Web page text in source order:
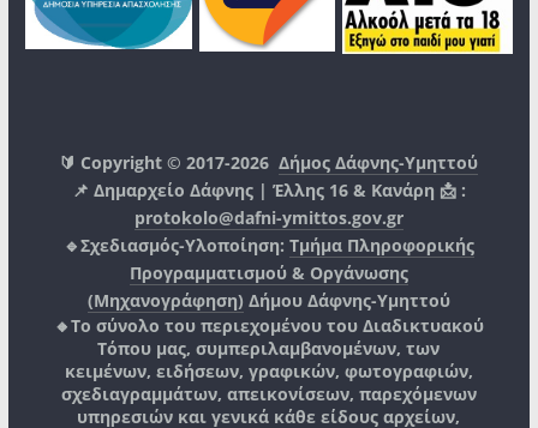
🔰 Copyright © 2017-2026Δήμος Δάφνης-Υμηττού
📌 Δημαρχείο Δάφνης | Έλλης 16 & Κανάρη 📩 :
protokolo@dafni-ymittos.gov.gr
🔹Σχεδιασμός-Υλοποίηση: Τμήμα Πληροφορικής
Προγραμματισμού & Οργάνωσης
(Μηχανογράφηση) Δήμου Δάφνης-Υμηττού
🔸Το σύνολο του περιεχομένου του Διαδικτυακού
Τόπου μας, συμπεριλαμβανομένων, των
κειμένων, ειδήσεων, γραφικών, φωτογραφιών,
σχεδιαγραμμάτων, απεικονίσεων, παρεχόμενων
υπηρεσιών και γενικά κάθε είδους αρχείων,